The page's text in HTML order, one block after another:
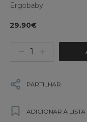
Ergobaby.
29.90€
PARTILHAR
ADICIONAR À